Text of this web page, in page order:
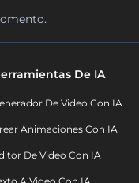
De IA
De Video Con IA
Animaciones Con IA
De Video Con IA